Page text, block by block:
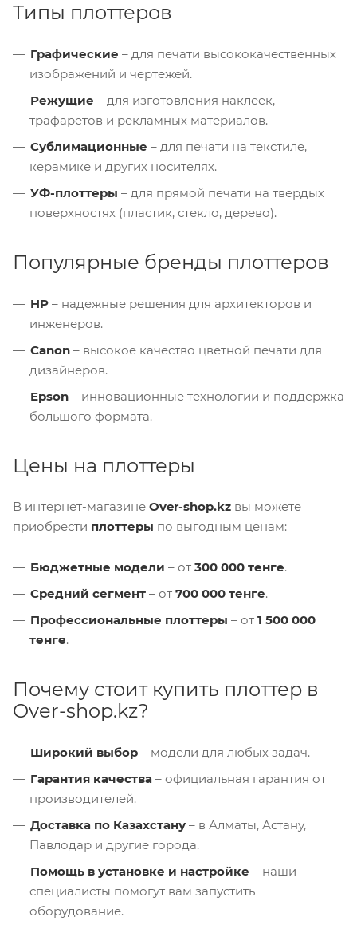
Типы плоттеров
Графические – для печати высококачественных
изображений и чертежей.
Режущие – для изготовления наклеек,
трафаретов и рекламных материалов.
Сублимационные – для печати на текстиле,
керамике и других носителях.
УФ-плоттеры – для прямой печати на твердых
поверхностях (пластик, стекло, дерево).
Популярные бренды плоттеров
HP – надежные решения для архитекторов и
инженеров.
Canon – высокое качество цветной печати для
дизайнеров.
Epson – инновационные технологии и поддержка
большого формата.
Цены на плоттеры
В интернет-магазине Over-shop.kz вы можете
приобрести плоттеры по выгодным ценам:
Бюджетные модели – от 300 000 тенге.
Средний сегмент – от 700 000 тенге.
Профессиональные плоттеры – от 1 500 000
тенге.
Почему стоит купить плоттер в
Over-shop.kz?
Широкий выбор – модели для любых задач.
Гарантия качества – официальная гарантия от
производителей.
Доставка по Казахстану – в Алматы, Астану,
Павлодар и другие города.
Помощь в установке и настройке – наши
специалисты помогут вам запустить
оборудование.